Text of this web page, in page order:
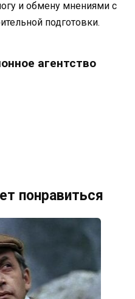
и обмену мнениями с
подготовки.
агентство
понравиться